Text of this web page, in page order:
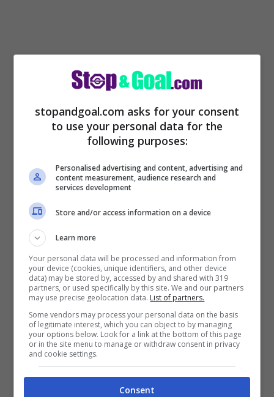
L’idea della società è quella di rinforzare la
rosa in vista dell’inizio della competizione
, in programma da giugno a luglio.
C’è una finestra dedicata per queste
operazioni di mercato e l’Inter è pronta ad
approfittarne. Ecco nuovi aggiornamenti
svelati dal giornalista di tmw Nicolò
Ceccarini che ha rivelato l’accordo che c’è
fra il giocatore brasiliano e la società
nerazzurra che a inizio giugnotenterà
l’affondo per portare all’Inter Luis
Henrique.
stopandgoal.com asks for your consent
to use your personal data for the
following purposes:
Personalised advertising and content, advertising and
content measurement, audience research and
services development
Store and/or access information on a device
Learn more
Your personal data will be processed and information from
your device (cookies, unique identifiers, and other device
data) may be stored by, accessed by and shared with 319
partners, or used specifically by this site. We and our partners
may use precise geolocation data. List of partners.
Some vendors may process your personal data on the basis
of legitimate interest, which you can object to by managing
your options below. Look for a link at the bottom of this page
or in the site menu to manage or withdraw consent in privacy
and cookie settings.
Consent